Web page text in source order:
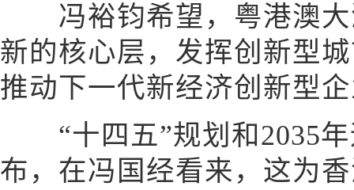
冯裕钧希望，粤港澳大
新的核心层，发挥创新型
推动下一代新经济创新型
“十四五”规划和2035年
布，在冯国经看来，这为